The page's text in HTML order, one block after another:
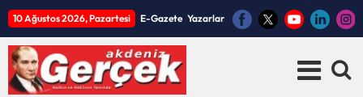
10 Ağustos 2026, Pazartesi E-Gazete Yazarlar